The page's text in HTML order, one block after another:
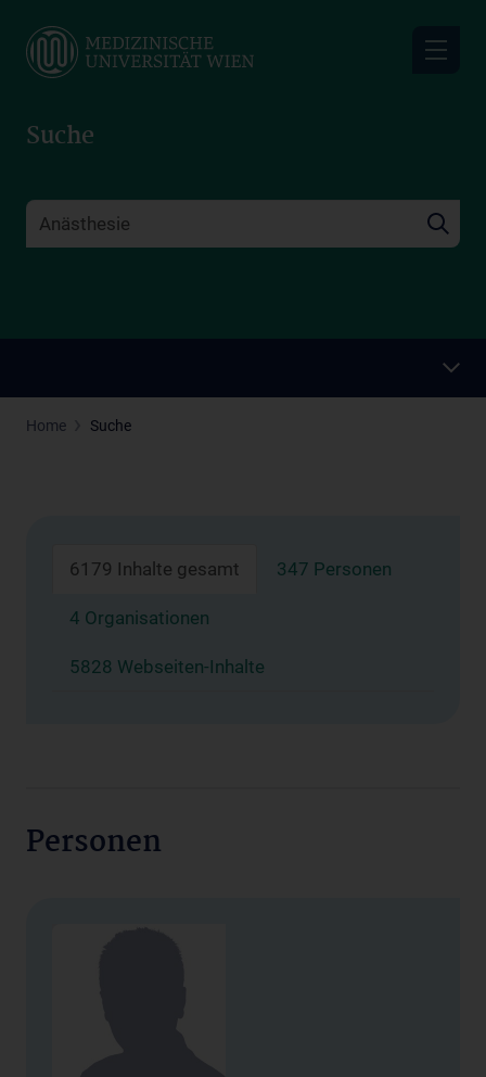
main
Suche
Home Suche
6179 Inhalte gesamt 347 Personen
4 Organisationen
5828 Webseiten-Inhalte
Personen